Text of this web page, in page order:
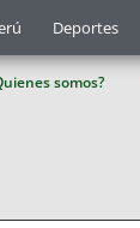
Deportes
somos?